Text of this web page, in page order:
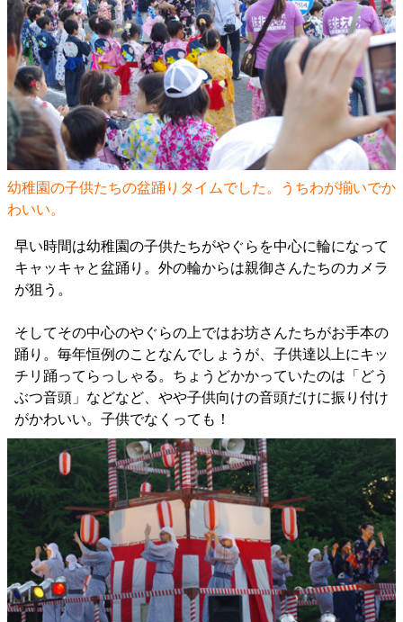
幼稚園の子供たちの盆踊りタイムでした。うちわが揃いでか
わいい。
早い時間は幼稚園の子供たちがやぐらを中心に輪になって
キャッキャと盆踊り。外の輪からは親御さんたちのカメラ
が狙う。
そしてその中心のやぐらの上ではお坊さんたちがお手本の
踊り。毎年恒例のことなんでしょうが、子供達以上にキッ
チリ踊ってらっしゃる。ちょうどかかっていたのは「どう
ぶつ音頭」などなど、やや子供向けの音頭だけに振り付け
がかわいい。子供でなくっても！